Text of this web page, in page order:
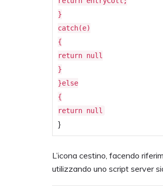
}
catch(e)
{
return null
}
}else
{
return null
}
L’icona cestino, facendo
utilizzando uno script server